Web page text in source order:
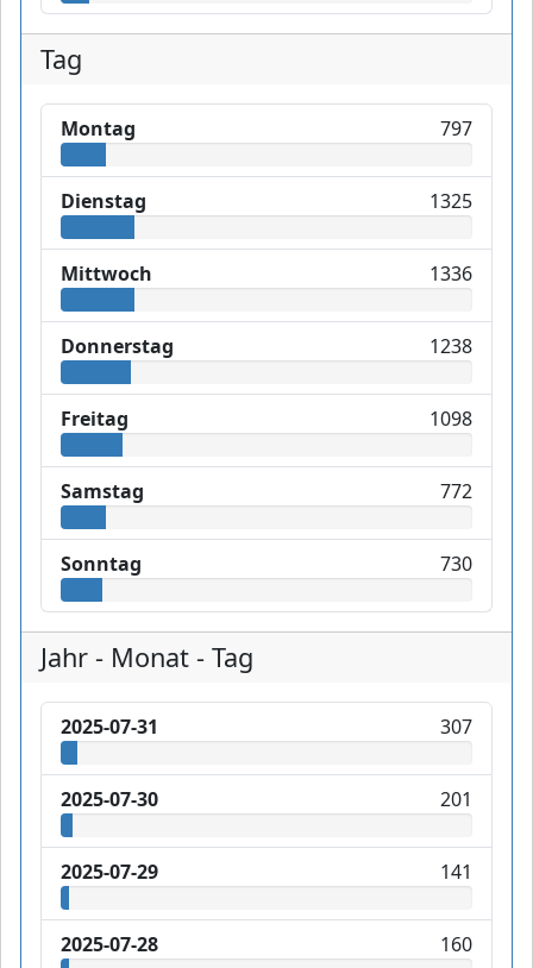
Tag
Montag 797
Dienstag 1325
Mittwoch 1336
Donnerstag 1238
Freitag 1098
Samstag 772
Sonntag 730
Jahr - Monat - Tag
2025-07-31 307
2025-07-30 201
2025-07-29 141
2025-07-28 160